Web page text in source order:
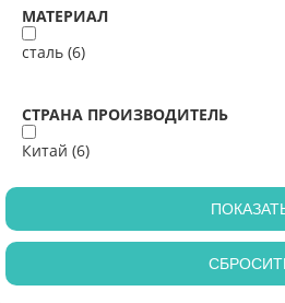
МАТЕРИАЛ
сталь (6)
СТРАНА ПРОИЗВОДИТЕЛЬ
Китай (6)